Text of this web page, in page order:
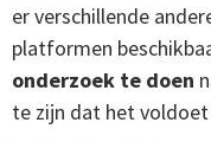
er verschillende
platformen
onderzoek te doen
te zijn dat het voldoet